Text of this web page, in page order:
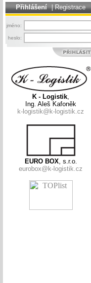
Přihlášení |Registrace
jméno:
heslo:
K - Logistik,
Ing. Aleš Kafoněk
k-logistik@k-logistik.cz
EURO BOX, s.r.o.
eurobox@k-logistik.cz